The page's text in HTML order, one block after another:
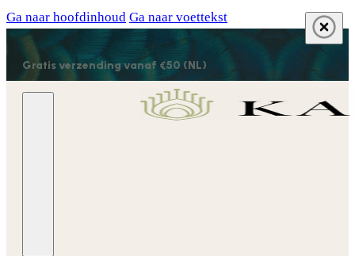
Ga naar hoofdinhoud Ga naar voettekst
Gratis verzending vanaf €50 (NL)